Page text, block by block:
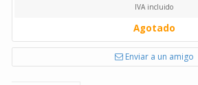
IVA incluido
Agotado
Enviar a un amigo